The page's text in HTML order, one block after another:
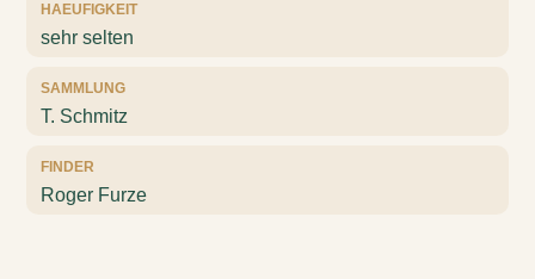
HAEUFIGKEIT
sehr selten
SAMMLUNG
T. Schmitz
FINDER
Roger Furze